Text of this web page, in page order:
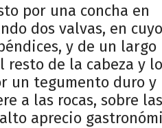
por una concha en
dos valvas, en cuyo
y de un largo
resto de la cabeza y
un tegumento duro y
a las rocas, sobre las
aprecio